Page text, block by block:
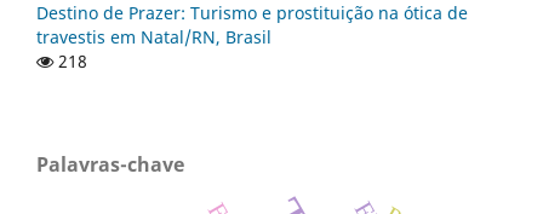
Destino de Prazer: Turismo e prostituição na ótica de
travestis em Natal/RN, Brasil
218
Palavras-chave